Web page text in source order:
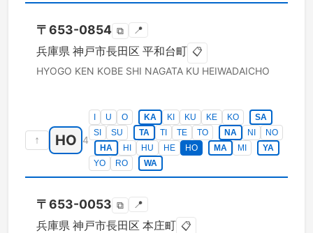
〒653-0854 ⧉ 📍
兵庫県 神戸市長田区 平和台町 📋
HYOGO KEN KOBE SHI NAGATA KU HEIWADAICHO
↑ HO 4
U O KA KI KU KE KO
SA
SI
SU TA TI TE TO NA NI
NO
HA
HI HU HE HO MA MI
YA
YO
RO WA
〒653-0053 ⧉ 📍
兵庫県 神戸市長田区 本庄町 📋